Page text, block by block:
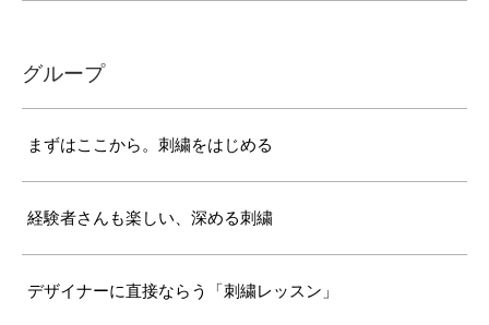
グループ
まずはここから。刺繍をはじめる
経験者さんも楽しい、深める刺繍
デザイナーに直接ならう「刺繍レッスン」